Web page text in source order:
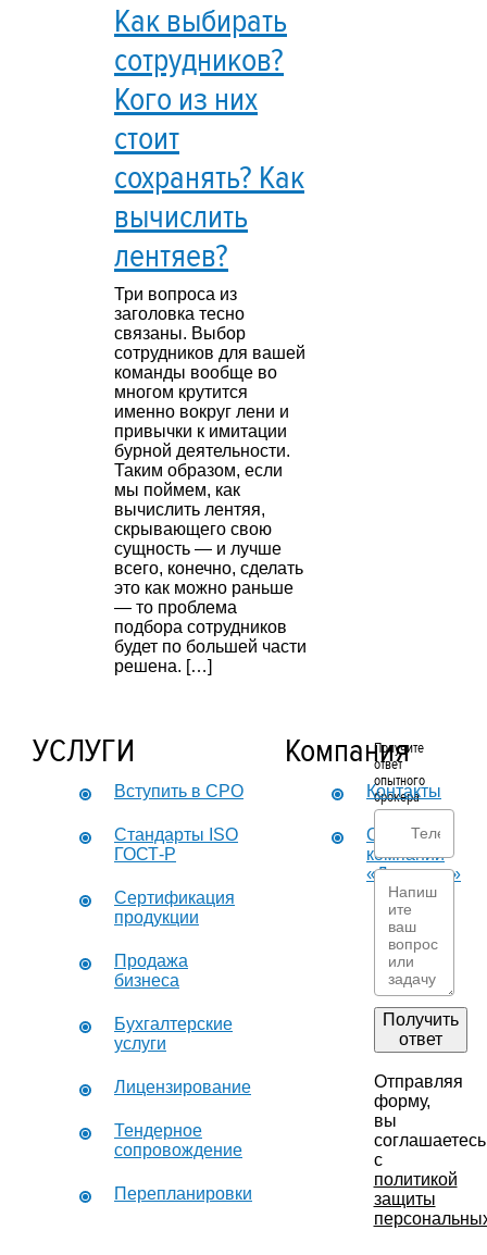
Как выбирать
сотрудников?
Кого из них
стоит
сохранять? Как
вычислить
лентяев?
Три вопроса из
заголовка тесно
связаны. Выбор
сотрудников для вашей
команды вообще во
многом крутится
именно вокруг лени и
привычки к имитации
бурной деятельности.
Таким образом, если
мы поймем, как
вычислить лентяя,
скрывающего свою
сущность — и лучше
всего, конечно, сделать
это как можно раньше
— то проблема
подбора сотрудников
будет по большей части
решена. […]
УСЛУГИ
Вступить в СРО
Стандарты ISO
ГОСТ-Р
Сертификация
продукции
Продажа
бизнеса
Бухгалтерские
услуги
Лицензирование
Тендерное
сопровождение
Перепланировки
Компания
Контакты
О
компании
«Дикастер»
Получите
ответ
опытного
брокера
Получить
ответ
Отправляя
форму,
вы
соглашаетесь
с
политикой
защиты